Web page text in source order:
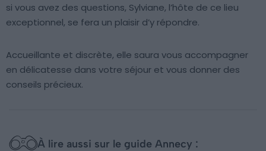
si vous avez des questions, Sylviane, l’hôte de ce lieu
exceptionnel, se fera un plaisir d’y répondre.
Accueillante et discrète, elle saura vous accompagner
en délicatesse dans votre séjour et vous donner des
conseils précieux.
À lire aussi sur le guide Annecy :